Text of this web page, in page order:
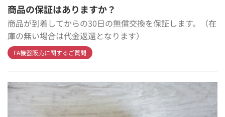
商品の保証はありますか？
商品が到着してからの30日の無償交換を保証します。（在
庫の無い場合は代金返還となります）
FA機器販売に関するご質問